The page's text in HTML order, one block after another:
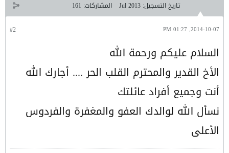
تاريخ التسجيل: Jul 2013 المشاركات: 161
#2 2014-10-07, 01:27 PM
السلام عليكم ورحمة الله
الأخ القدير والمحترم القلب الحر .... أجارك الله
أنت وجميع أفراد عائلتك
نسأل الله لوالدك العفو والمغفرة والفردوس
الأعلى